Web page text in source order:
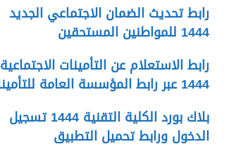
رابط تحديث الضمان الاجتماعي الجديد
1444 للمواطنين المستحقين
رابط الاستعلام عن التأمينات الاجتماعية
1444 عبر رابط المؤسسة العامة للتأمينات
بلاك بورد الكلية التقنية 1444 تسجيل
الدخول ورابط تحميل التطبيق